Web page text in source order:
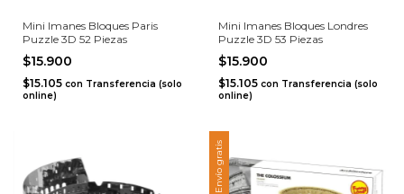
Mini Imanes Bloques Paris
Puzzle 3D 52 Piezas
$15.900
$15.105 con Transferencia (solo
online)
Mini Imanes Bloques Londres
Puzzle 3D 53 Piezas
$15.900
$15.105 con Transferencia (solo
online)
Envío gratis